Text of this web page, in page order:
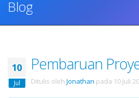
Blog
10
Jul
Pembaruan
Ditulis oleh Jonathan pada 10 Juli